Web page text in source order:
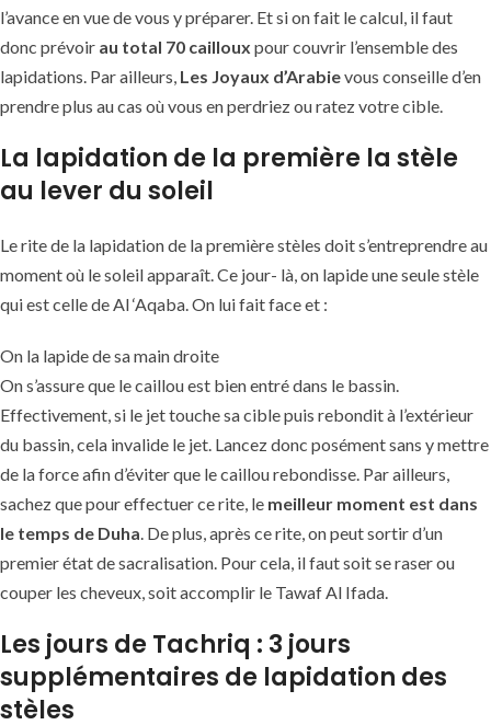
l’avance en vue de vous y préparer. Et si on fait le calcul, il faut
donc prévoir au total 70 cailloux pour couvrir l’ensemble des
lapidations. Par ailleurs, Les Joyaux d’Arabievous conseille d’en
prendre plus au cas où vous en perdriez ou ratez votre cible.
La lapidation de la première la stèle
au lever du soleil
Le rite de la lapidation de la première stèles doit s’entreprendre au
moment où le soleil apparaît. Ce jour- là, on lapide une seule stèle
qui est celle de Al ‘Aqaba. On lui fait face et :
On la lapide de sa main droite
On s’assure que le caillou est bien entré dans le bassin.
Effectivement, si le jet touche sa cible puis rebondit à l’extérieur
du bassin, cela invalide le jet. Lancez donc posément sans y mettre
de la force afin d’éviter que le caillou rebondisse. Par ailleurs,
sachez que pour effectuer ce rite, le meilleur moment est dans
le temps de Duha. De plus, après ce rite, on peut sortir d’un
premier état de sacralisation. Pour cela, il faut soit se raser ou
couper les cheveux, soit accomplir le Tawaf Al Ifada.
Les jours de Tachriq : 3 jours
supplémentaires de lapidation des
stèles